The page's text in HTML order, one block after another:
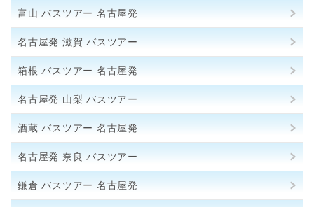
富山 バスツアー 名古屋発
名古屋発 滋賀 バスツアー
箱根 バスツアー 名古屋発
名古屋発 山梨 バスツアー
酒蔵 バスツアー 名古屋発
名古屋発 奈良 バスツアー
鎌倉 バスツアー 名古屋発